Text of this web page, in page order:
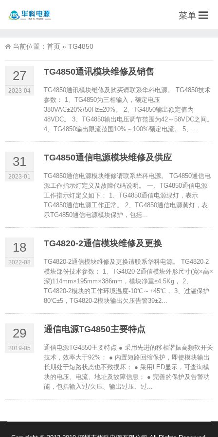
菜单
当前位置： 首页 » TG4850
27
2023-04
TG4850通讯模块维修及销售
TG4850通讯模块维修及购买请联系华科电源。 TG4850技术
参数： 1、TG4850为三相输入，额定电压
380VAC±20%/50Hz±20%。 2、TG4850输出额定值为
48VDC。 3、TG4850输出电压调节范围为42～58VDC之间。
4、TG4850输出限流范围10%～100%额定电流。 5、...
31
2023-01
TG4850通信电源模块维修及供应
TG4850通信电源模块维修请联系华科电源。 TG4850通信电
源工作指示灯定义及故障代码说明。 一、TG4850通信电源
工作指示灯定义如下： 1、TG4850通信电源绿灯，表示
TG4850通信电源工作正常。 2、TG4850通信电源黄灯，表
示TG4850通信电源模块保护，包括...
18
2022-08
TG4820-2通信模块维修及更换
TG4820-2通信模块维修及更换请联系华科电源。 TG4820-2
模块部份技术参数： 1、TG4820-2通信模块外形尺寸(宽×高×
深)114mm×195mm×386mm，模块净重≤4.5Kg， 2、
TG4820-2模块的工作环境温度-10℃～+45℃， 3、过温保护
80℃±5，TG4820-2模块输出欠压告警39±2...
29
2019-05
通信电源TG4850主要特点
通信电源TG4850主要特点 ● 采用先进的移相谐振高频软开关
技术，效率大于92%； ● 内置短路回缩保护，即使模块输出
长期处于短路状态也不致损坏； ● 采用LED显示，可查询模
块的电压、电流、地址及故障信息； ● 完善的保护及告警功
能，包括输入过/欠压、输出过压、过...